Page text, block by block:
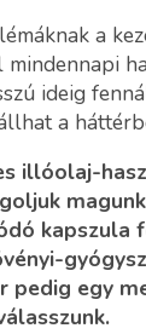
a
ideig
a
illóolaj-
kapszula
pedig egy